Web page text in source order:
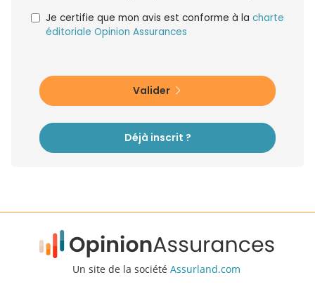
Je certifie que mon avis est conforme à la charte
éditoriale Opinion Assurances
Valider
Déjà inscrit ?
Un site de la société Assurland.com